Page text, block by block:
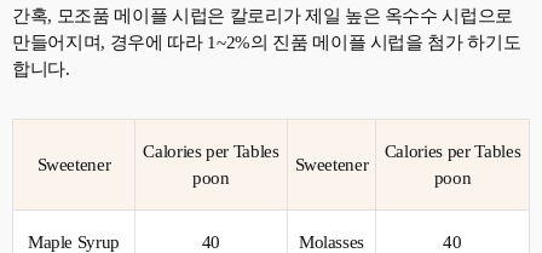
간혹, 모조품 메이플 시럽은 칼로리가 제일 높은 옥수수 시럽으로
만들어지며, 경우에 따라 1~2%의 진품 메이플 시럽을 첨가 하기도
합니다.
Sweetener
Calories per Tables
poon
Sweetener
Calories per Tables
poon
Maple Syrup 40 Molasses 40